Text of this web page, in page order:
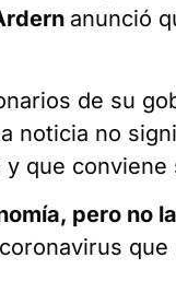
anunció
de su
noticia no
que conviene
pero no